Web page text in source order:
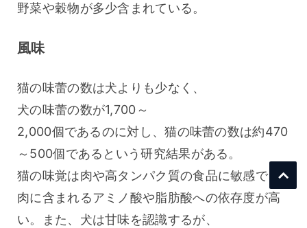
野菜や穀物が多少含まれている。
風味
猫の味蕾の数は犬よりも少なく、
犬の味蕾の数が1,700～
2,000個であるのに対し、猫の味蕾の数は約470
～500個であるという研究結果がある。
猫の味覚は肉や高タンパク質の食品に敏感で、
肉に含まれるアミノ酸や脂肪酸への依存度が高
い。また、犬は甘味を認識するが、